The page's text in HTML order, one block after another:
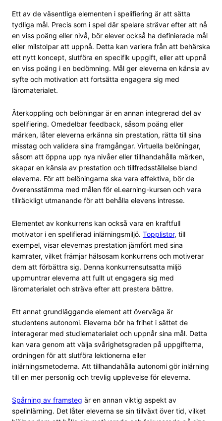
Ett av de väsentliga elementen i spelifiering är att sätta
tydliga mål. Precis som i spel där spelare strävar efter att nå
en viss poäng eller nivå, bör elever också ha definierade mål
eller milstolpar att uppnå. Detta kan variera från att behärska
ett nytt koncept, slutföra en specifik uppgift, eller att uppnå
en viss poäng i en bedömning. Mål ger eleverna en känsla av
syfte och motivation att fortsätta engagera sig med
läromaterialet.
Återkoppling och belöningar är en annan integrerad del av
spelifiering. Omedelbar feedback, såsom poäng eller
märken, låter eleverna erkänna sin prestation, rätta till sina
misstag och validera sina framgångar. Virtuella belöningar,
såsom att öppna upp nya nivåer eller tillhandahålla märken,
skapar en känsla av prestation och tillfredsställelse bland
eleverna. För att belöningarna ska vara effektiva, bör de
överensstämma med målen för eLearning-kursen och vara
tillräckligt utmanande för att behålla elevens intresse.
Elementet av konkurrens kan också vara en kraftfull
motivator i en spelifierad inlärningsmiljö. Topplistor, till
exempel, visar elevernas prestation jämfört med sina
kamrater, vilket främjar hälsosam konkurrens och motiverar
dem att förbättra sig. Denna konkurrensutsatta miljö
uppmuntrar eleverna att fullt ut engagera sig med
läromaterialet och sträva efter att prestera bättre.
Ett annat grundläggande element att överväga är
studentens autonomi. Eleverna bör ha frihet i sättet de
interagerar med studiematerialet och uppnår sina mål. Detta
kan vara genom att välja svårighetsgraden på uppgifterna,
ordningen för att slutföra lektionerna eller
inlärningsmetoderna. Att tillhandahålla autonomi gör inlärning
till en mer personlig och trevlig upplevelse för eleverna.
Spårning av framsteg är en annan viktig aspekt av
spelinlärning. Det låter eleverna se sin tillväxt över tid, vilket